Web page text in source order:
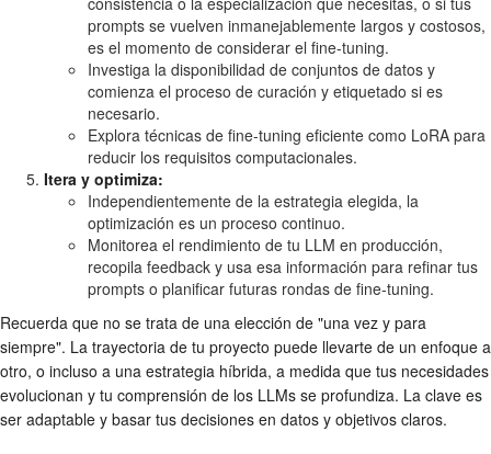
prompts se vuelven inmanejablemente largos y costosos,
es el momento de considerar el fine-tuning.
Investiga la disponibilidad de conjuntos de datos y
comienza el proceso de curación y etiquetado si es
necesario.
Explora técnicas de fine-tuning eficiente como LoRA para
reducir los requisitos computacionales.
Itera y optimiza:
Independientemente de la estrategia elegida, la
optimización es un proceso continuo.
Monitorea el rendimiento de tu LLM en producción,
recopila feedback y usa esa información para refinar tus
prompts o planificar futuras rondas de fine-tuning.
Recuerda que no se trata de una elección de "una vez y para
siempre". La trayectoria de tu proyecto puede llevarte de un enfoque a
otro, o incluso a una estrategia híbrida, a medida que tus necesidades
evolucionan y tu comprensión de los LLMs se profundiza. La clave es
ser adaptable y basar tus decisiones en datos y objetivos claros.